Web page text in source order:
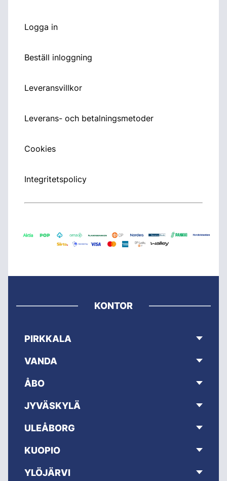
Logga in
Beställ inloggning
Leveransvillkor
Leverans- och betalningsmetoder
Cookies
Integritetspolicy
KONTOR
PIRKKALA
VANDA
ÅBO
JYVÄSKYLÄ
ULEÅBORG
KUOPIO
YLÖJÄRVI